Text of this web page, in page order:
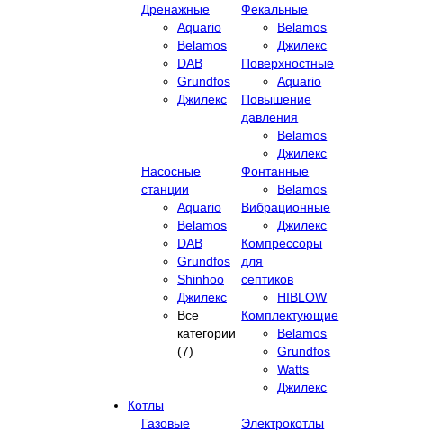
Дренажные
Aquario
Belamos
DAB
Grundfos
Джилекс
Фекальные
Belamos
Джилекс
Поверхностные
Aquario
Повышение
давления
Belamos
Джилекс
Насосные
станции
Aquario
Belamos
DAB
Grundfos
Shinhoo
Джилекс
Все
категории
(7)
Фонтанные
Belamos
Вибрационные
Джилекс
Компрессоры
для
септиков
HIBLOW
Комплектующие
Belamos
Grundfos
Watts
Джилекс
Котлы
Газовые
Электрокотлы